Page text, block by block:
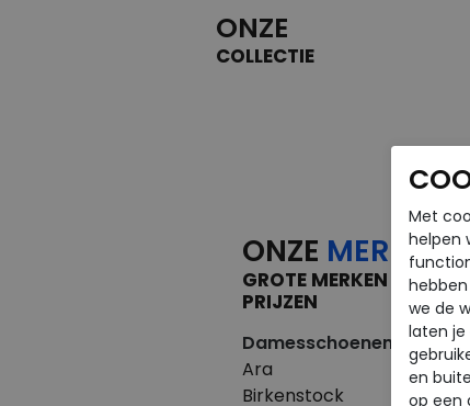
ONZE
COLLECTIE
ONZE MERKEN
GROTE MERKEN VOOR
PRIJZEN
Damesschoenen
Ara
Birkenstock
Met
helpen
we de
laten je
en
op een